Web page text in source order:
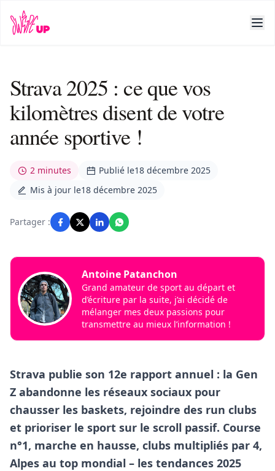
Strava 2025 : ce que vos
kilomètres disent de votre
année sportive !
2 minutes Publié le18 décembre 2025
Mis à jour le18 décembre 2025
Partager :
Antoine Patanchon
Grand amateur de sport au départ et
d’écriture par la suite, j’ai décidé de
mélanger mes deux passions pour
transmettre au mieux l’information !
Strava publie son 12e rapport annuel : la Gen
Z abandonne les réseaux sociaux pour
chausser les baskets, rejoindre des run clubs
et prioriser le sport sur le scroll passif. Course
n°1, marche en hausse, clubs multipliés par 4,
Alpes au top mondial – les tendances 2025